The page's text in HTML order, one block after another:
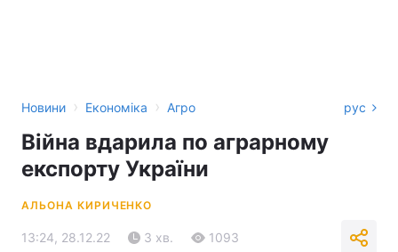
Новини › Економіка › Агро рус
Війна вдарила по аграрному
експорту України
АЛЬОНА КИРИЧЕНКО
13:24, 28.12.22 3 хв. 1093